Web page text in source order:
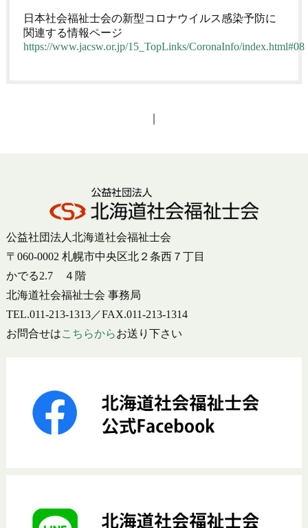
日本社会福祉士会の新型コロナウイルス感染予防に
関連する情報ページ
https://www.jacsw.or.jp/15_TopLinks/CoronaInfo/index.html#08
公益社団法人北海道社会福祉士会
〒060-0002 札幌市中央区北２条西７丁目
かでる2.7 ４階
北海道社会福祉士会 事務局
TEL.011-213-1313／FAX.011-213-1314
お問合せはこちらからお送り下さい